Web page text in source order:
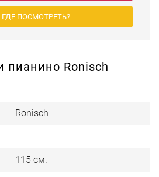
ГДЕ ПОСМОТРЕТЬ?
пианино Ronisch
Ronisch
115 см.